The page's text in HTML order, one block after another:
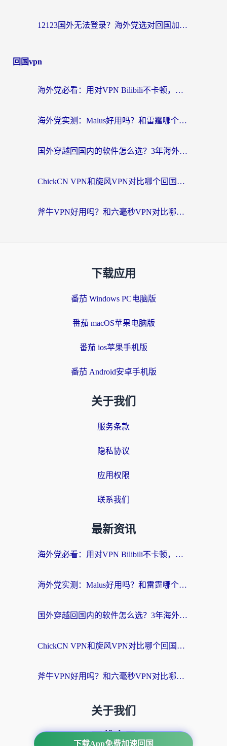
12123国外无法登录？海外党选对回国加速器，轻松解决国内资源访问难题
回国vpn
海外党必看：用对VPN Bilibili不卡顿，英国玩国内游戏也丝滑——2026回国加速器选择指南
海外党实测：Malus好用吗？和雷霆哪个好？+ 3款热门加速器深度对比
国外穿越回国内的软件怎么选？3年海外党亲测实用指南，告别地域限制
ChickCN VPN和旋风VPN对比哪个回国效果更好？海外党实测回国内网神器指南
斧牛VPN好用吗？和六毫秒VPN对比哪个回国效果更好？海外党亲测实用指南
下载应用
番茄 Windows PC电脑版
番茄 macOS苹果电脑版
番茄 ios苹果手机版
番茄 Android安卓手机版
关于我们
服务条款
隐私协议
应用权限
联系我们
最新资讯
海外党必看：用对VPN Bilibili不卡顿，英国玩国内游戏也丝滑——2026回国加速器选择指南
海外党实测：Malus好用吗？和雷霆哪个好？+ 3款热门加速器深度对比
国外穿越回国内的软件怎么选？3年海外党亲测实用指南，告别地域限制
ChickCN VPN和旋风VPN对比哪个回国效果更好？海外党实测回国内网神器指南
斧牛VPN好用吗？和六毫秒VPN对比哪个回国效果更好？海外党亲测实用指南
下载App免费加速回国
关于我们
下载应用